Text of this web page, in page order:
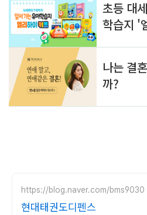
https://blog.naver.com/bms9030
현대태권도디펜스